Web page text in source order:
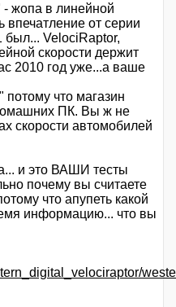
- жопа в линейной
впечатление от серии
был... VelociRaptor,
скорости держит
2010 год уже...а ваше
что магазин
ПК. Вы ж не
скорости автомобилей
и это ВАШИ тесты
почему вы считаете
что апупеть какой
информацию... что вы